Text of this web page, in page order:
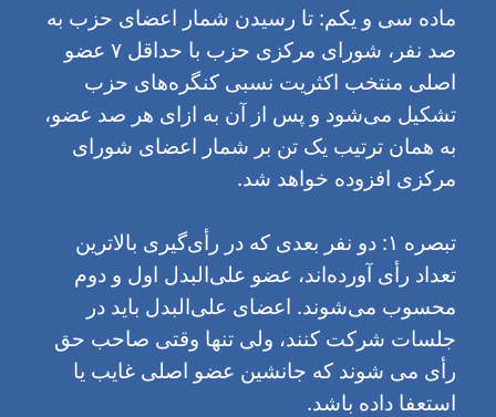
ماده سی و یکم: تا رسیدن شمار اعضای حزب به
صد نفر، شورای مرکزی حزب با حداقل ۷ عضو
اصلی منتخب اکثریت نسبی کنگره‌های حزب
تشکیل می‌شود و پس از آن به ازای هر صد عضو،
به همان ترتیب یک تن بر شمار اعضای شورای
مرکزی افزوده خواهد شد.
تبصره ۱: دو نفر بعدی که در رأی‌گیری بالاترین
تعداد رأی آورده‌اند، عضو علی‌البدل اول و دوم
محسوب می‌شوند. اعضای علی‌البدل باید در
جلسات شرکت کنند، ولی تنها وقتی صاحب حق
رأی می شوند که جانشین عضو اصلی غایب یا
استعفا داده باشد.